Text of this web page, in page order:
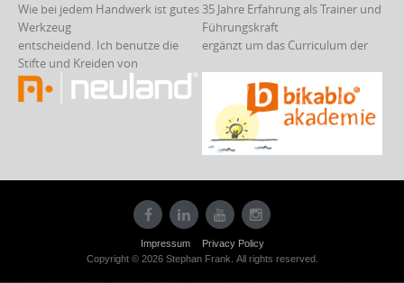
Wie bei jedem Handwerk ist gutes
Werkzeug
entscheidend. Ich benutze die
Stifte und Kreiden von
35 Jahre Erfahrung als Trainer und
Führungskraft
ergänzt um das Curriculum der
Impressum
Privacy Policy
Copyright © 2026 Stephan Frank. All rights reserved.